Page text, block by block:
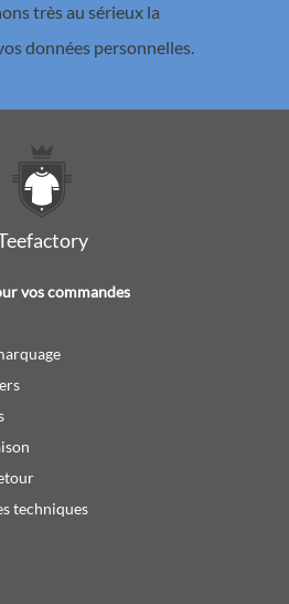
très au sérieux la
données personnelles.
vos commandes
techniques